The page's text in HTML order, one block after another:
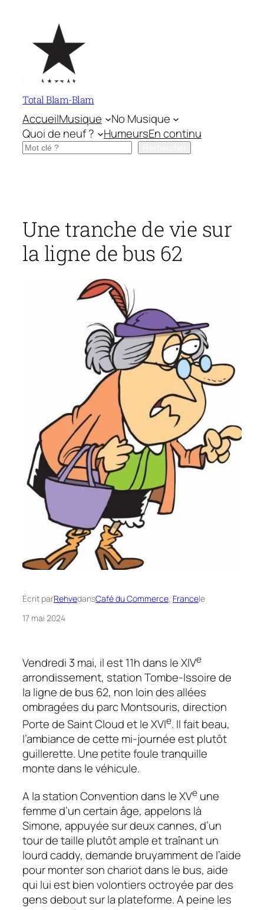
contenu
Total Blam-Blam
AccueilMusique
No Musique
Quoi de neuf ?
HumeursEn continu
Rechercher
Une tranche de vie sur
la ligne de bus 62
Écrit parRehvedansCafé du Commerce, Francele
17 mai 2024
Vendredi 3 mai, il est 11h dans le XIVe
arrondissement, station Tombe-Issoire de
la ligne de bus 62, non loin des allées
ombragées du parc Montsouris, direction
Porte de Saint Cloud et le XVIe. Il fait beau,
l’ambiance de cette mi-journée est plutôt
guillerette. Une petite foule tranquille
monte dans le véhicule.
A la station Convention dans le XVe une
femme d’un certain âge, appelons là
Simone, appuyée sur deux cannes, d’un
tour de taille plutôt ample et traînant un
lourd caddy, demande bruyamment de l’aide
pour monter son chariot dans le bus, aide
qui lui est bien volontiers octroyée par des
gens debout sur la plateforme. A peine les